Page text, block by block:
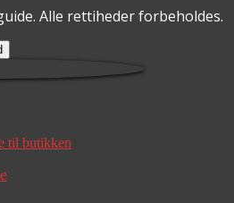
Alle rettiheder forbeholdes.
til butikken